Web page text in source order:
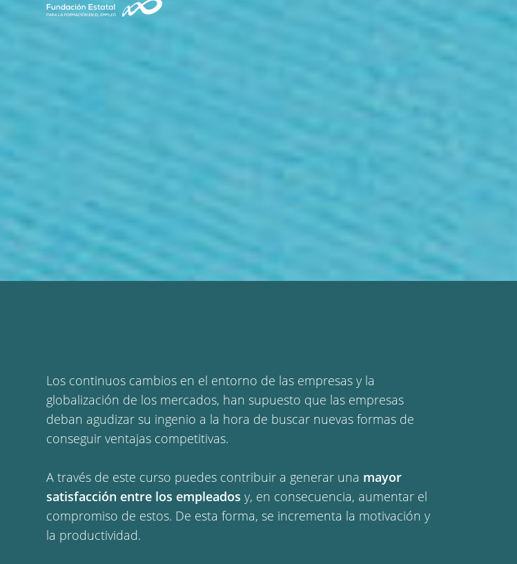
Los continuos cambios en el entorno de las empresas y la
globalización de los mercados, han supuesto que las empresas
deban agudizar su ingenio a la hora de buscar nuevas formas de
conseguir ventajas competitivas.
A través de este curso puedes contribuir a generar una mayor
satisfacción entre los empleados y, en consecuencia, aumentar el
compromiso de estos. De esta forma, se incrementa la motivación y
la productividad.